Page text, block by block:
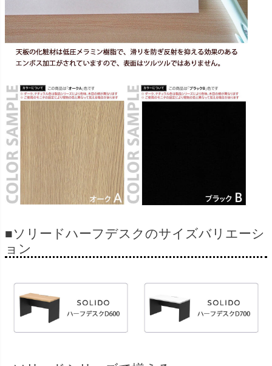
■ソリードハーフデスクのサイズバリエーシ
ョン